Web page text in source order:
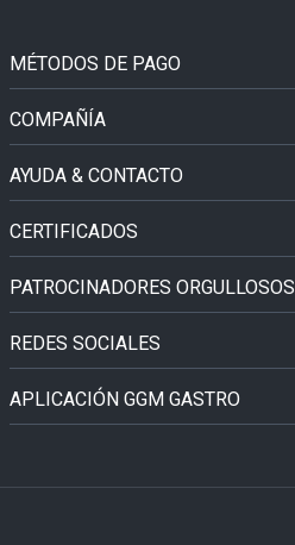
MÉTODOS DE PAGO
COMPAÑÍA
AYUDA & CONTACTO
CERTIFICADOS
PATROCINADORES ORGULLOSOS
REDES SOCIALES
APLICACIÓN GGM GASTRO